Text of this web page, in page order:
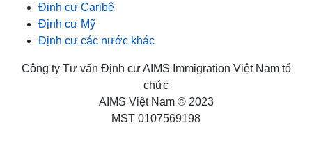
Định cư Caribê
Định cư Mỹ
Định cư các nước khác
Công ty Tư vấn Định cư AIMS Immigration Việt Nam tổ
chức
AIMS Việt Nam © 2023
MST 0107569198